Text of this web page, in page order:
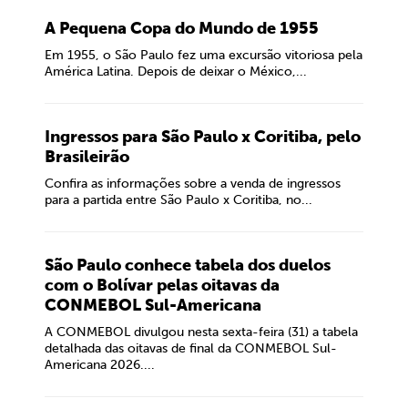
A Pequena Copa do Mundo de 1955
Em 1955, o São Paulo fez uma excursão vitoriosa pela
América Latina. Depois de deixar o México,...
Ingressos para São Paulo x Coritiba, pelo
Brasileirão
Confira as informações sobre a venda de ingressos
para a partida entre São Paulo x Coritiba, no...
São Paulo conhece tabela dos duelos
com o Bolívar pelas oitavas da
CONMEBOL Sul-Americana
A CONMEBOL divulgou nesta sexta-feira (31) a tabela
detalhada das oitavas de final da CONMEBOL Sul-
Americana 2026....